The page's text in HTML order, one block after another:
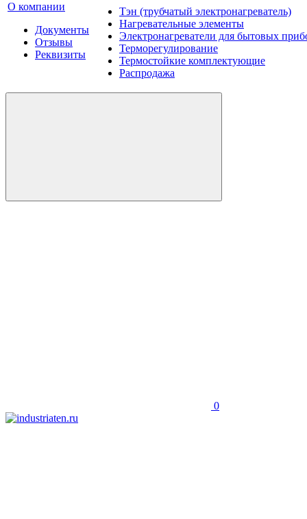
О компании
Документы
Отзывы
Реквизиты
Тэн (трубчатый электронагреватель)
Нагревательные элементы
Электронагреватели для бытовых
Терморегулирование
Термостойкие комплектующие
Распродажа
0